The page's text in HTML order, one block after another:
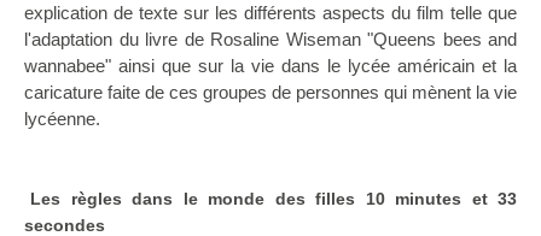
explication de texte sur les différents aspects du film telle que
l'adaptation du livre de Rosaline Wiseman "Queens bees and
wannabee" ainsi que sur la vie dans le lycée américain et la
caricature faite de ces groupes de personnes qui mènent la vie
lycéenne.
Les règles dans le monde des filles 10 minutes et 33
secondes